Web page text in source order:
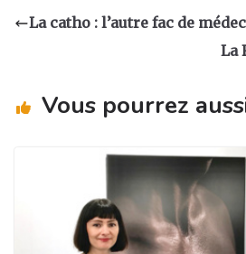
a
m
e
o
e
g
er
La catho : l’autre fac de
La
Vous pourrez